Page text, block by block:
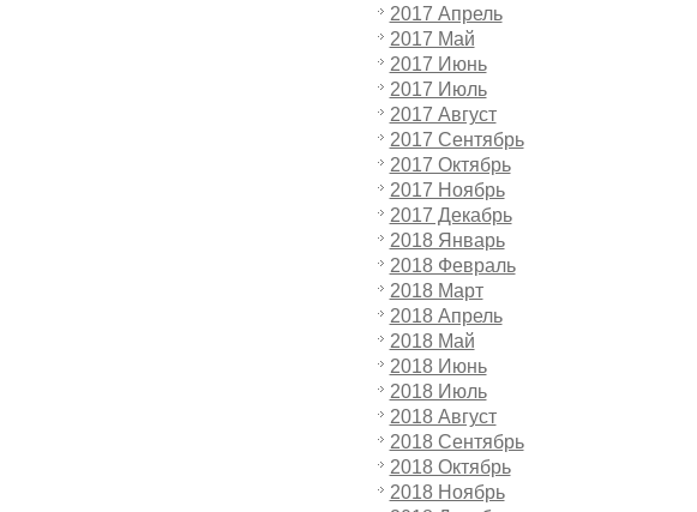
2017 Апрель
2017 Май
2017 Июнь
2017 Июль
2017 Август
2017 Сентябрь
2017 Октябрь
2017 Ноябрь
2017 Декабрь
2018 Январь
2018 Февраль
2018 Март
2018 Апрель
2018 Май
2018 Июнь
2018 Июль
2018 Август
2018 Сентябрь
2018 Октябрь
2018 Ноябрь